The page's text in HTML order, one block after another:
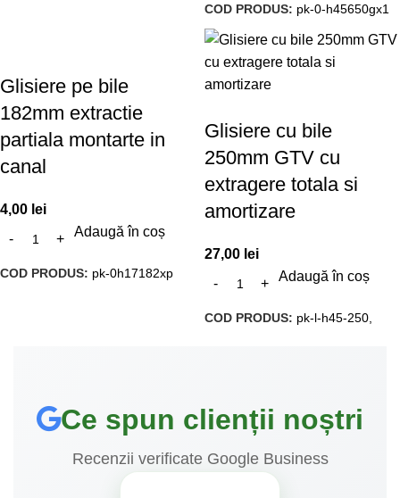
COD PRODUS: pk-0-h45650gx1
Glisiere pe bile
182mm extractie
partiala montarte in
canal
4,00 lei
Adaugă în coș
COD PRODUS: pk-0h17182xp
Glisiere cu bile
250mm GTV cu
extragere totala si
amortizare
27,00 lei
Adaugă în coș
COD PRODUS: pk-l-h45-250,
Ce spun clienții noștri
Recenzii verificate Google Business